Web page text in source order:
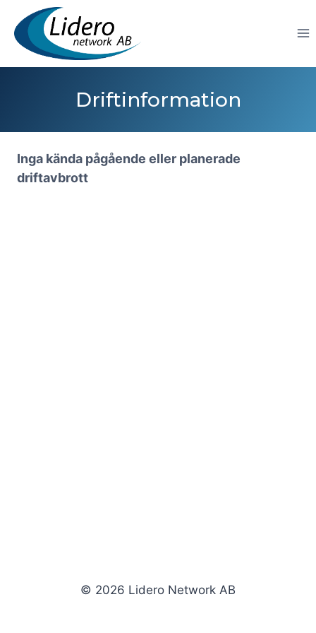
content
Driftinformation
Inga kända pågående eller planerade
driftavbrott
© 2026 Lidero Network AB